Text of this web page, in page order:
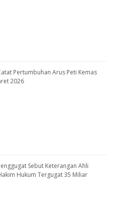
Pertumbuhan Arus Peti Kemas
2026
Sebut Keterangan Ahli
Hukum Tergugat 35 Miliar